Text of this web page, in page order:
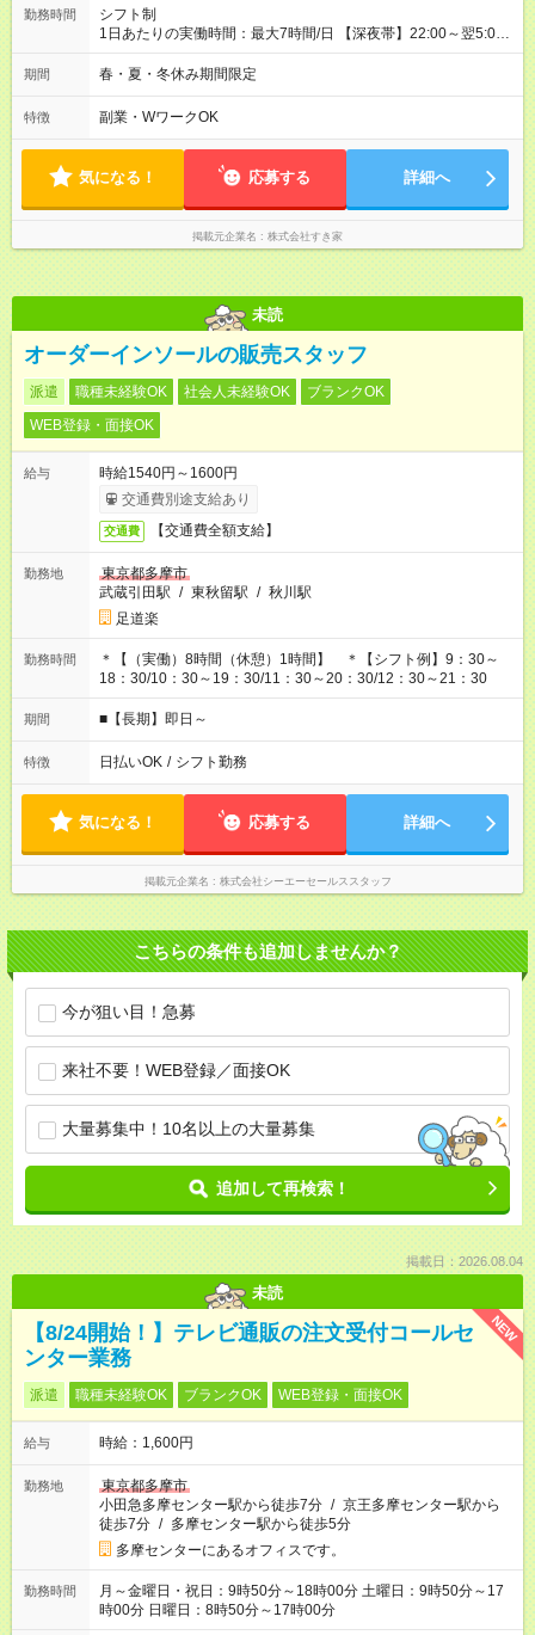
勤務時間
シフト制
1日あたりの実働時間：最大7時間/日 【深夜帯】22:00～翌5:00
週2日～・1日2h～OK◎ ※22:00から翌5:00までは18歳以上の方
のみ勤務可能です（18歳未満の深夜業務禁止のため） ★深夜で
す。 必ず、2名以上での勤務を行いますので、安心して働けま
す。
期間 春・夏・冬休み期間限定
特徴 副業・WワークOK
気になる！ 応募する 詳細へ
掲載元企業名 株式会社すき家
未読
オーダーインソールの販売スタッフ
派遣 職種未経験OK 社会人未経験OK
ブランクOK
WEB登録・面接OK
給与
時給1540円～1600円
交通費別途支給あり
交通費 【交通費全額支給】
勤務地
東京都多摩市
武蔵引田駅 / 東秋留駅 / 秋川駅
足道楽
勤務時間
＊【（実働）8時間（休憩）1時間】 ＊【シフト例】9：30～
18：30/10：30～19：30/11：30～20：30/12：30～21：30
期間 ■【長期】即日～
特徴 日払いOK / シフト勤務
気になる！ 応募する 詳細へ
掲載元企業名 株式会社シーエーセールススタッフ
こちらの条件も追加しませんか？
今が狙い目！急募
来社不要！WEB登録／面接OK
大量募集中！10名以上の大量募集
追加して再検索！
掲載日：2026.08.04
未読
NEW
【8/24開始！】テレビ通販の注文受付コールセ
ンター業務
派遣 職種未経験OK ブランクOK WEB登録・面接OK
給与 時給：1,600円
勤務地
東京都多摩市
小田急多摩センター駅から徒歩7分 / 京王多摩センター駅から
徒歩7分 / 多摩センター駅から徒歩5分
多摩センターにあるオフィスです。
勤務時間
月～金曜日・祝日：9時50分～18時00分 土曜日：9時50分～17
時00分 日曜日：8時50分～17時00分